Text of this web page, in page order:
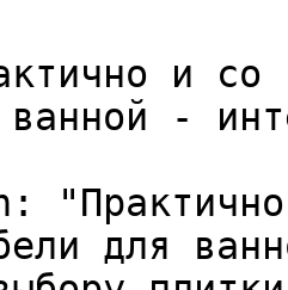
и со
-
для